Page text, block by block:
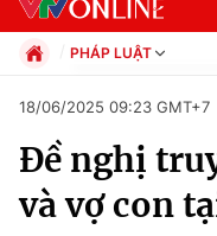
Chuyên mục
Chính trị
PHÁP LUẬT
Xã hội
Pháp luật
Kinh tế
Thể thao
18/06/2025 09:23 GMT+7
Đề nghị
và vợ con